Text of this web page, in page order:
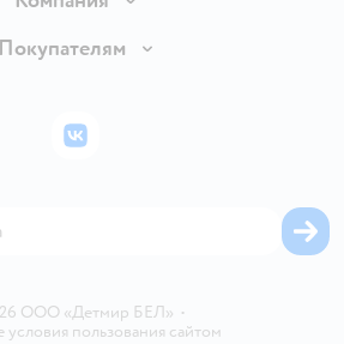
Правила продажи
использования файлов cookie
Вакансии
Покупателям
Бонусные карты
ООО «Детмир БЕЛ» •
условия пользования сайтом
ВКонтакте